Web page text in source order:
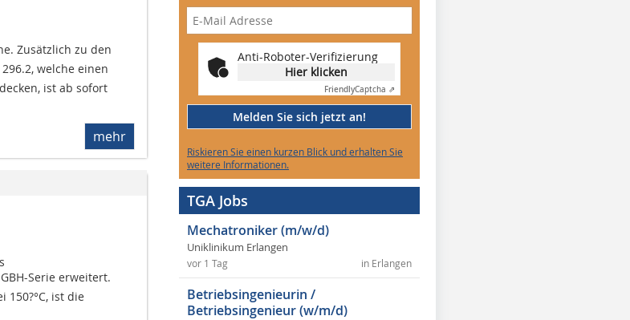
Zusätzlich zu den
welche einen
ist ab sofort
mehr
Serie erweitert.
150?°C, ist die
Anti-Roboter-Verifizierung
Hier klicken
FriendlyCaptcha ⇗
Melden Sie sich jetzt an!
Riskieren Sie einen kurzen Blick und erhalten Sie
weitere Informationen.
TGA Jobs
Mechatroniker (m/w/d)
Uniklinikum Erlangen
in Erlangen
vor 1 Tag
Betriebsingenieurin /
Betriebsingenieur (w/m/d)